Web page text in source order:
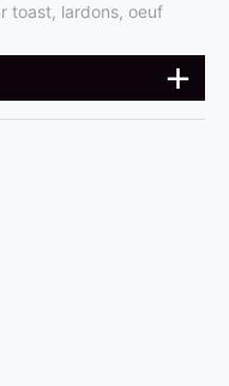
toast, lardons, oeuf